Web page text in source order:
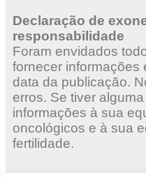
Declaração de
responsabilidade
Foram envidados
fornecer informações
data da publicação.
erros. Se tiver
informações à sua
oncológicos e à sua
fertilidade.